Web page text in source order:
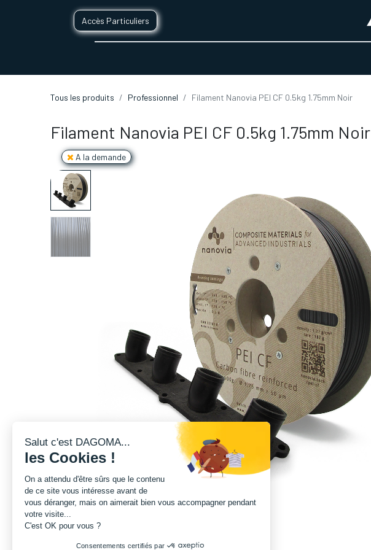
Accès Particuliers
Tous les produits Professionnel Filament Nanovia PEI CF 0.5kg 1.75mm Noir
Filament Nanovia PEI CF 0.5kg 1.75mm Noir
A la demande
Salut c'est DAGOMA...
les Cookies !
On a attendu d'être sûrs que le contenu
de ce site vous intéresse avant de
vous déranger, mais on aimerait bien vous accompagner pendant
votre visite...
C'est OK pour vous ?
Consentements certifiés par